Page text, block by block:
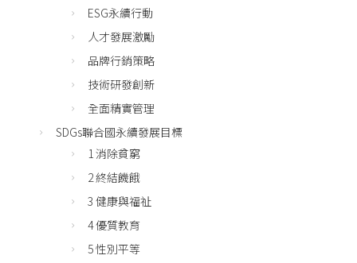
ESG永續行動
人才發展激勵
品牌行銷策略
技術研發創新
全面精實管理
SDGs聯合國永續發展目標
1 消除貧窮
2 終結饑餓
3 健康與福祉
4 優質教育
5 性別平等